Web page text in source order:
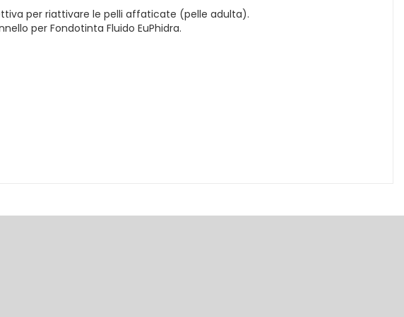
per riattivare le pelli affaticate (pelle adulta).
per Fondotinta Fluido EuPhidra.